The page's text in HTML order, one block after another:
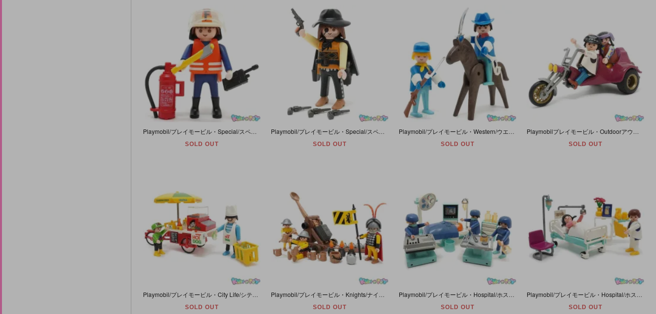
Playmobil/プレイモービル・Special/スペシャル・Rescue/レスキュー 「Fireman/ファイヤーマン・Fire Fighter/ファイヤーファイター/消防士」 #4578
SOLD OUT
Playmobil/プレイモービル・Special/スペシャル・Western/ウエスタン 「Bandito/バンディット/無法者/片目のガンマン」 #4576
SOLD OUT SOLD OUT SOLD OUT
Playmobil/プレイモービル・City Life/シティーライフ 「Hot Dog Stand/ホットドックスタンド」 #3848
SOLD OUT
Playmobil/プレイモービル・Knights/ナイト 「Lion Knights with Catapult/ライオンナイツ・ウィズ・カタパルト/中世・投石機部隊」 兜羽飾り1つ欠品・#3653
SOLD OUT
Playmobil/プレイモービル・Hospital/ホスピタル 「Operating Room/オペレーティングルーム/手術室」 欠品多数＆シールダメージ有・#3981
SOLD OUT
Playmobil/プレイモービル・Hospital/ホスピタル 「Hospital Room/ホスピタルルーム/病室」 引き出し・スリッパ欠品・シールダメージ有・#3980
SOLD OUT